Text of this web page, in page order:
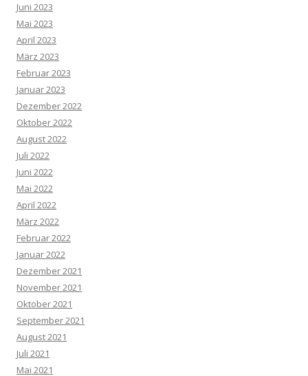
Juni 2023
Mai 2023
April 2023
März 2023
Februar 2023
Januar 2023
Dezember 2022
Oktober 2022
August 2022
Juli 2022
Juni 2022
Mai 2022
April 2022
März 2022
Februar 2022
Januar 2022
Dezember 2021
November 2021
Oktober 2021
September 2021
August 2021
Juli 2021
Mai 2021